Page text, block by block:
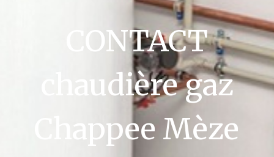
CONTACT
chaudière gaz
Chappee Mèze